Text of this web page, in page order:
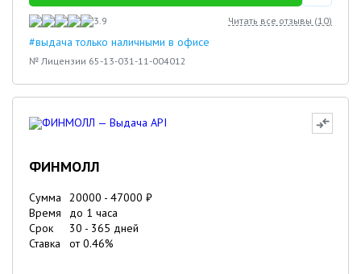
3.9 Читать все отзывы (10)
#выдача только наличными в офисе
№ Лицензии 65-13-031-11-004012
ФИНМОЛЛ
Сумма 20000 - 47000 ₽
Время
до 1 часа
Срок
30 - 365 дней
Ставка
от0.46%